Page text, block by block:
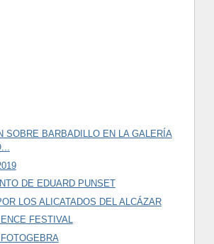
SOBRE BARBADILLO EN LA GALERÍA
DE EDUARD PUNSET
LOS ALICATADOS DEL ALCÁZAR
FESTIVAL